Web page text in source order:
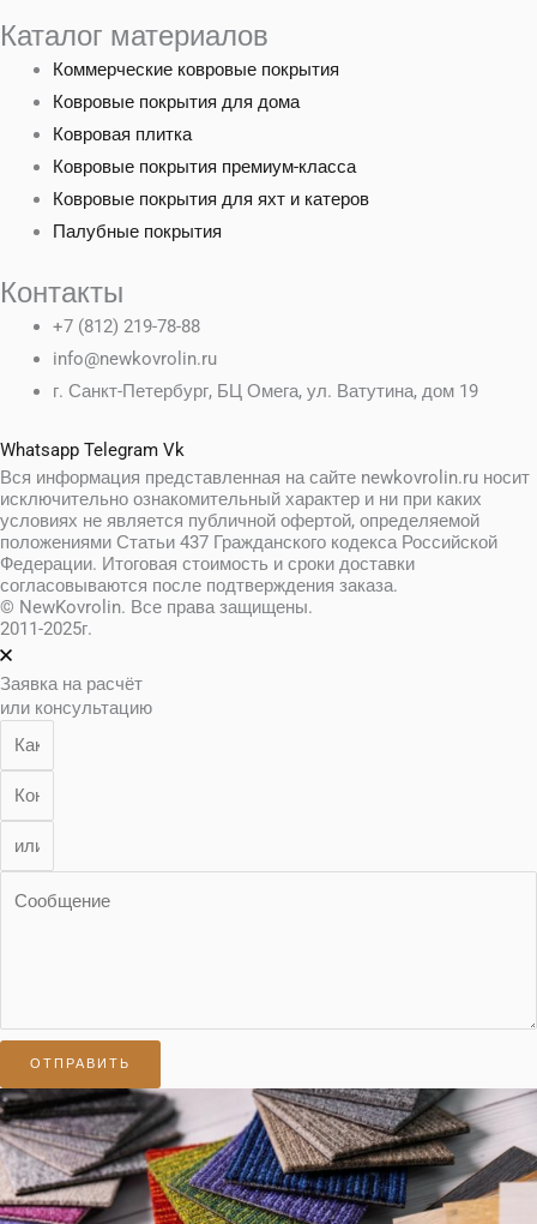
Каталог материалов
Коммерческие ковровые покрытия
Ковровые покрытия для дома
Ковровая плитка
Ковровые покрытия премиум-класса
Ковровые покрытия для яхт и катеров
Палубные покрытия
Контакты
+7 (812) 219-78-88
info@newkovrolin.ru
г. Санкт-Петербург, БЦ Омега, ул. Ватутина, дом 19
Whatsapp Telegram Vk
Вся информация представленная на сайте newkovrolin.ru носит
исключительно ознакомительный характер и ни при каких
условиях не является публичной офертой, определяемой
положениями Статьи 437 Гражданского кодекса Российской
Федерации. Итоговая стоимость и сроки доставки
согласовываются после подтверждения заказа.
© NewKovrolin. Все права защищены.
2011-2025г.
Заявка на расчёт
или консультацию
ОТПРАВИТЬ